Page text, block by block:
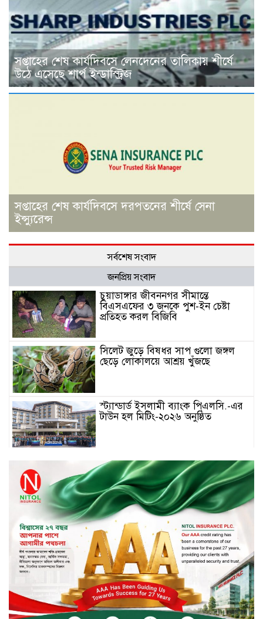
সপ্তাহের শেষ কার্যদিবসে লেনদেনের তালিকায় শীর্ষে
উঠে এসেছে শার্প ইন্ডাস্ট্রিজ
সপ্তাহের শেষ কার্যদিবসে দরপতনের শীর্ষে সেনা
ইন্স্যুরেন্স
সর্বশেষ সংবাদ
জনপ্রিয় সংবাদ
চুয়াডাঙ্গার জীবননগর সীমান্তে
বিএসএফের ৩ জনকে পুশ-ইন চেষ্টা
প্রতিহত করল বিজিবি
সিলেট জুড়ে বিষধর সাপ গুলো জঙ্গল
ছেড়ে লোকালয়ে আশ্রয় খুঁজছে
স্ট্যান্ডার্ড ইসলামী ব্যাংক পিএলসি.-এর
টাউন হল মিটিং-২০২৬ অনুষ্ঠিত
বিদায়ী সপ্তাহে দর পতনের শীর্ষে এস
আলম কোল্ড রোল্ড
বিদায়ী সপ্তাহে দর বৃদ্ধির শীর্ষে ফারইস্ট
ফাইন্যান্স
বিদায়ী সপ্তাহে লেনদেনের শীর্ষে শার্প
ইন্ডাস্ট্রিজ